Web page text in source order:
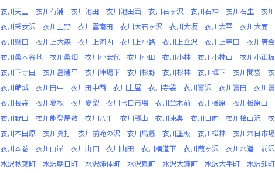
衣川天土
衣川有浦 衣川池田 衣川池田西 衣川石ヶ沢 衣川石神 衣川石生 衣
衣川采女沢
衣川上野 衣川雲南田 衣川大石ヶ沢 衣川大坂 衣川大平 衣川大面
衣川懸田
衣川上大森 衣川上河内 衣川上小路 衣川上立沢 衣川上寺田 衣川唐金
衣川桑木谷地
衣川桑畑 衣川小安代 衣川小田 衣川小林 衣川小林山 衣川小正板
衣川下寺田
衣川菖蒲平 衣川陣場下 衣川杉野 衣川杉林 衣川堰下 衣川関袋
衣川館城
衣川田中 衣川田中西 衣川土屋 衣川寺袋 衣川富沢 衣川富田 衣川
衣川長袋
衣川夏秋 衣川夏梨 衣川七日市場 衣川並木前 衣川楢原 衣川楢原山
衣川野田
衣川能登屋敷 衣川八千 衣川張山 衣川東裏 衣川日向 衣川桧山沢
衣川本田原
衣川真打 衣川前滝の沢 衣川馬懸 衣川正板 衣川松林 衣川六日市場
衣川本巻
衣川山岸 衣川山口 衣川山田 衣川横道下 衣川葭ヶ沢 衣川六道 前沢
水沢秋葉町
水沢朝日町 水沢姉体町 水沢泉町 水沢大鐘町 水沢大手町 水沢卸町